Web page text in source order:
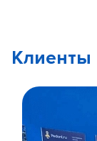
Клиенты